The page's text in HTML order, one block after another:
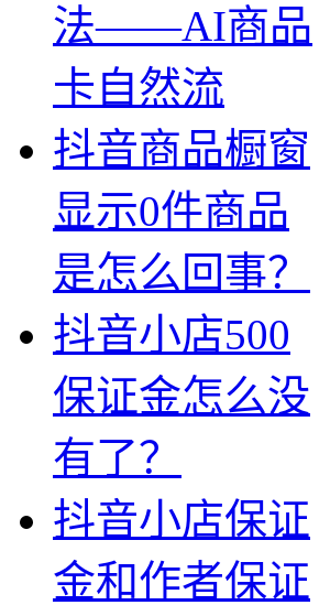
法——AI商品
卡自然流
抖音商品橱窗
显示0件商品
是怎么回事？
抖音小店500
保证金怎么没
有了？
抖音小店保证
金和作者保证